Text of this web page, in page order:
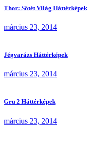
Thor: Sötét Világ Háttérképek
március 23, 2014
Jégvarázs Háttérképek
március 23, 2014
Gru 2 Háttérképek
március 23, 2014